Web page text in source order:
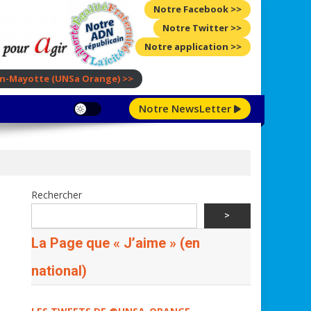
Notre Facebook >>
Notre Twitter >>
Notre application >>
Mayotte (UNSa Orange) >>
Notre NewsLetter
Rechercher
>
La Page que « J’aime » (en
national)